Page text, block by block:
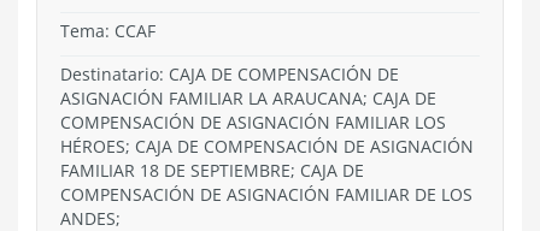
Tema: CCAF
Destinatario: CAJA DE COMPENSACIÓN DE
ASIGNACIÓN FAMILIAR LA ARAUCANA; CAJA DE
COMPENSACIÓN DE ASIGNACIÓN FAMILIAR LOS
HÉROES; CAJA DE COMPENSACIÓN DE ASIGNACIÓN
FAMILIAR 18 DE SEPTIEMBRE; CAJA DE
COMPENSACIÓN DE ASIGNACIÓN FAMILIAR DE LOS
ANDES;